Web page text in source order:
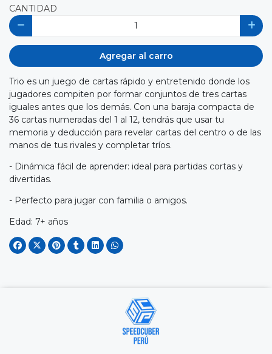
CANTIDAD
Agregar al carro
Trio es un juego de cartas rápido y entretenido donde los
jugadores compiten por formar conjuntos de tres cartas
iguales antes que los demás. Con una baraja compacta de
36 cartas numeradas del 1 al 12, tendrás que usar tu
memoria y deducción para revelar cartas del centro o de las
manos de tus rivales y completar tríos.
- Dinámica fácil de aprender: ideal para partidas cortas y
divertidas.
- Perfecto para jugar con familia o amigos.
Edad: 7+ años